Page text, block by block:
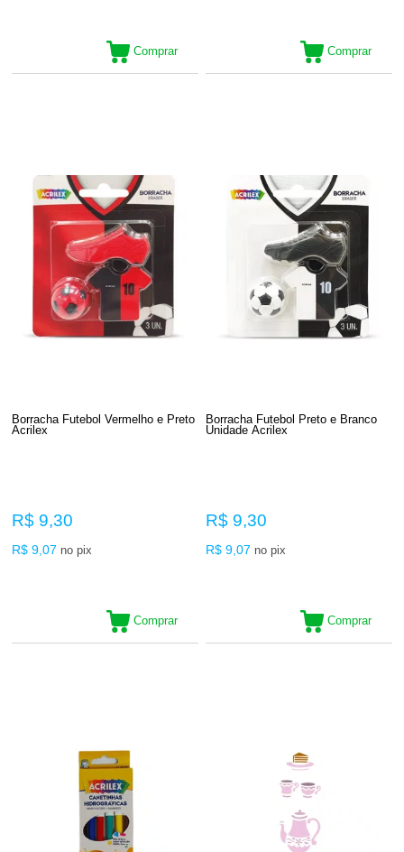
Comprar Comprar
Borracha Futebol Vermelho e Preto
Acrilex
R$ 9,30
R$ 9,07 no pix
Comprar
Borracha Futebol Preto e Branco
Unidade Acrilex
R$ 9,30
R$ 9,07 no pix
Comprar